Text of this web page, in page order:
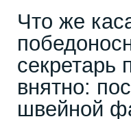
Что же
секретарь
внятно:
швейной